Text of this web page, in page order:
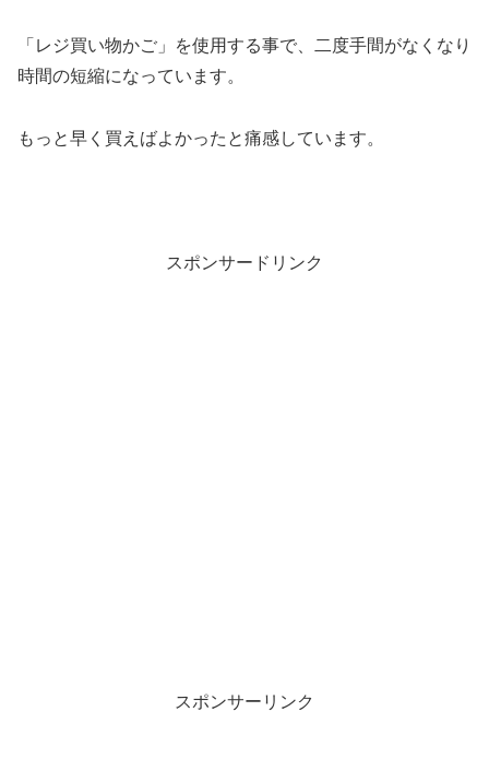
「レジ買い物かご」を使用する事で、二度手間がなくなり
時間の短縮になっています。
もっと早く買えばよかったと痛感しています。
スポンサードリンク
スポンサーリンク